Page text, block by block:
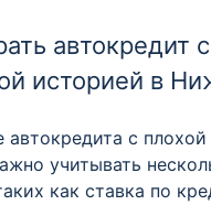
автокредит
историей в
с плохой
учитывать
как ставка по